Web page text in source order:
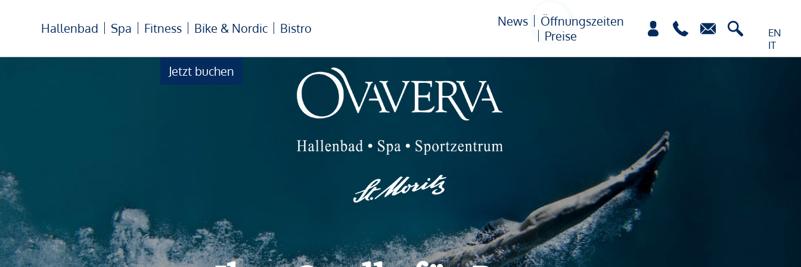
Jetzt buchen
EN
IT
Hallenbad Spa Fitness Bike & Nordic Bistro News
Öffnungszeiten
Preise